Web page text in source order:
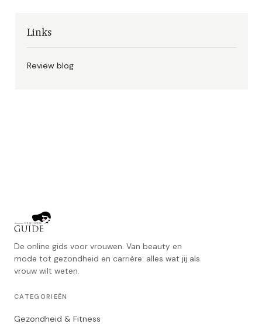
Links
Review blog
De online gids voor vrouwen. Van beauty en
mode tot gezondheid en carrière: alles wat jij als
vrouw wilt weten.
CATEGORIEËN
Gezondheid & Fitness